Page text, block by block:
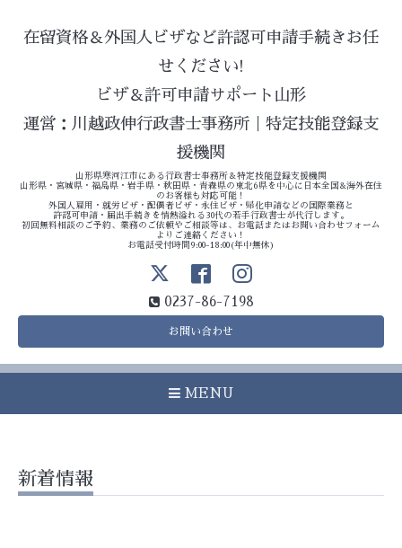
在留資格＆外国人ビザなど許認可申請手続きお任
せください!
ビザ＆許可申請サポート山形
運営：川越政伸行政書士事務所｜特定技能登録支
援機関
山形県寒河江市にある行政書士事務所＆特定技能登録支援機関
山形県・宮城県・福島県・岩手県・秋田県・青森県の東北6県を中心に日本全国&海外在住
のお客様も対応可能！
外国人雇用・就労ビザ・配偶者ビザ・永住ビザ・帰化申請などの国際業務と
許認可申請・届出手続きを情熱溢れる30代の若手行政書士が代行します。
初回無料相談のご予約、業務のご依頼やご相談等は、お電話またはお問い合わせフォーム
よりご連絡ください！
お電話受付時間9:00-18:00(年中無休)
0237-86-7198
お問い合わせ
MENU
新着情報